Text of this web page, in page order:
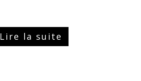
Lire la suite